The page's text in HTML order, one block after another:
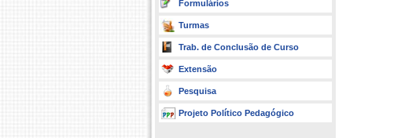
Formulários
Turmas
Trab. de Conclusão de Curso
Extensão
Pesquisa
Projeto Político Pedagógico